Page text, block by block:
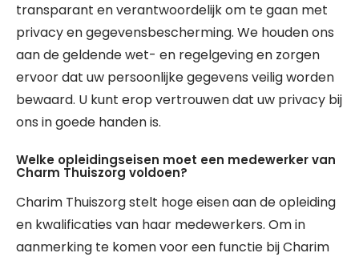
transparant en verantwoordelijk om te gaan met
privacy en gegevensbescherming. We houden ons
aan de geldende wet- en regelgeving en zorgen
ervoor dat uw persoonlijke gegevens veilig worden
bewaard. U kunt erop vertrouwen dat uw privacy bij
ons in goede handen is.
Welke opleidingseisen moet een medewerker van
Charm Thuiszorg voldoen?
Charim Thuiszorg stelt hoge eisen aan de opleiding
en kwalificaties van haar medewerkers. Om in
aanmerking te komen voor een functie bij Charim